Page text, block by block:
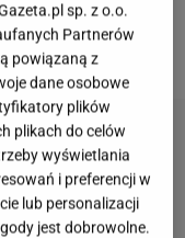
"Cukier krzepi!" -
sp. z o.o.
Partnerów
powiązaną z
dane osobowe
plików
plikach do celów
wyświetlania
i preferencji w
lub personalizacji
jest dobrowolne.